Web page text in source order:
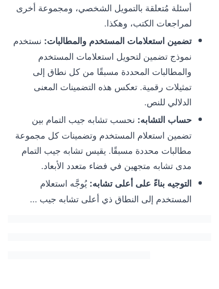
أسئلة مُتعلقة بالتمويل الشخصي، ومجموعة أخرى
لمراجعات الكتب، وهكذا.
تضمين استعلامات المستخدم والمطالبات: نستخدم
نموذج تضمين لتحويل استعلامات المستخدم
والمطالبات المحددة مسبقًا من كل نطاق إلى
تمثيلات رقمية. تعكس هذه التضمينات المعنى
الدلالي للنص.
حساب التشابه: نحسب تشابه جيب التمام بين
تضمين استعلام المستخدم وتضمينات كل مجموعة
مطالبات محددة مسبقًا. يقيس تشابه جيب التمام
مدى تشابه متجهين في فضاء متعدد الأبعاد.
التوجيه بناءً على أعلى تشابه: يُوجَّه استعلام
المستخدم إلى النطاق ذي أعلى تشابه جيب ...